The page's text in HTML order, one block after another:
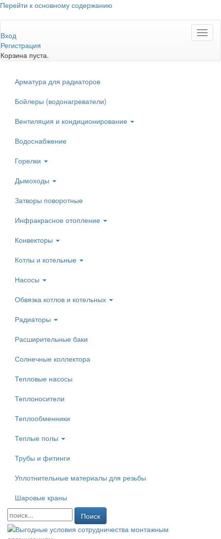
Перейти к основному содержанию
Вход
Регистрация
Корзина пуста.
Арматура для радиаторов
Бойлеры (водонагреватели)
Вентиляция и кондиционирование
Водоснабжение
Горелки
Дымоходы
Затворы поворотные
Инфракрасное отопление
Конвекторы
Котлы и котельные
Насосы
Обвязка котлов и котельных
Радиаторы
Расширительные баки
Солнечные коллектора
Тепловые насосы
Теплоносители
Теплообменники
Теплые полы
Трубы и фитинги
Уплотнительные материалы для резьбы
Шаровые краны
Поиск